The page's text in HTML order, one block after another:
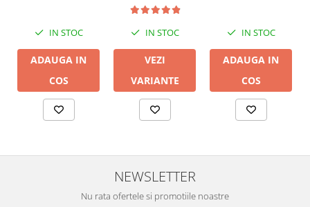
IN STOC
ADAUGA IN
COS
IN STOC
VEZI
VARIANTE
IN STOC
ADAUGA IN
COS
NEWSLETTER
Nu rata ofertele si promotiile noastre